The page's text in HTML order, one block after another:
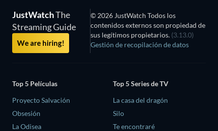
JustWatchThe
Streaming Guide
We are hiring!
© 2026 JustWatch Todos los
contenidos externos son propiedad de
sus legítimos propietarios. (3.13.0)
Gestión de recopilación de datos
Top 5 Películas
Proyecto Salvación
Obsesión
La Odisea
Top 5 Series de TV
La casa del dragón
Silo
Te encontraré